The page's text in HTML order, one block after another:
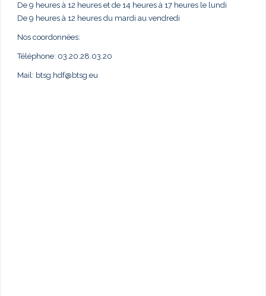
De 9 heures à 12 heures et de 14 heures à 17 heures le lundi
De 9 heures à 12 heures du mardi au vendredi
Nos coordonnées:
Téléphone: 03.20.28.03.20
Mail: btsg.hdf@btsg.eu